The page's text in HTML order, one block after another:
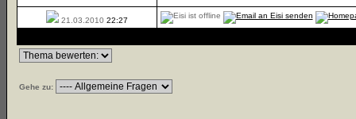
21.03.2010 22:27
Gehe zu: